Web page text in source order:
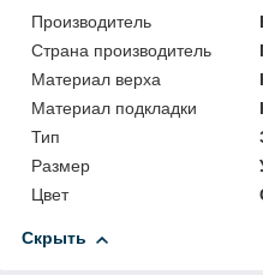
Производитель
Страна производитель
Материал верха
Материал подкладки
Тип
Размер
Цвет
Скрыть